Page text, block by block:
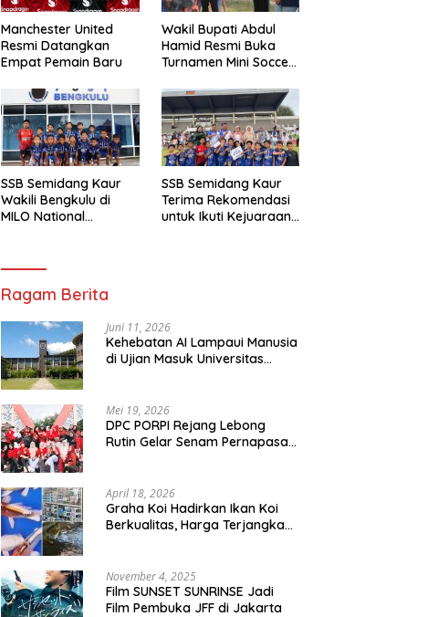
Manchester United
Resmi Datangkan
Empat Pemain Baru
Wakil Bupati Abdul
Hamid Resmi Buka
Turnamen Mini Soccer
SSB Semidang Kaur
Wakili Bengkulu di
MILO National
SSB Semidang Kaur
Terima Rekomendasi
untuk Ikuti Kejuaraan
Ragam Berita
Juni 11, 2026
Kehebatan AI Lampaui Manusia
di Ujian Masuk Universitas
Mei 19, 2026
DPC PORPI Rejang Lebong
Rutin Gelar Senam Pernapasan
April 18, 2026
Graha Koi Hadirkan Ikan Koi
Berkualitas, Harga Terjangkau
November 4, 2025
Film SUNSET SUNRINSE Jadi
Film Pembuka JFF di Jakarta